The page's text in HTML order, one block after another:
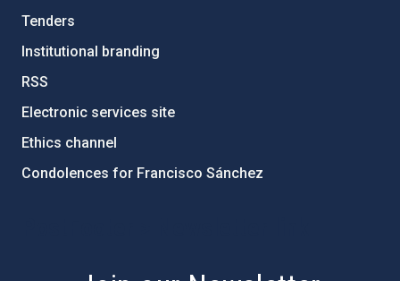
Tenders
Institutional branding
RSS
Electronic services site
Ethics channel
Condolences for Francisco Sánchez